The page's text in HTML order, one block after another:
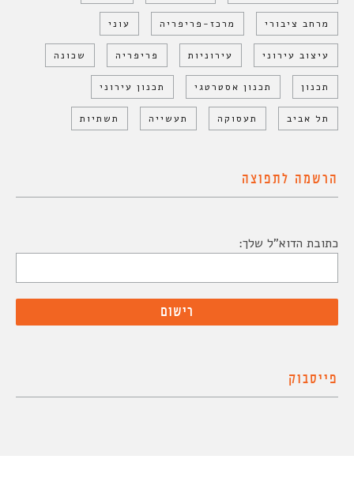
מרחב ציבורי מרכז-פריפריה עוני
עיצוב עירוני עירוניות פריפריה שכונה
תכנון תכנון אסטרטגי תכנון עירוני
תל אביב תעסוקה תעשייה תשתיות
הרשמה לתפוצה
כתובת הדוא"ל שלך:
פייסבוק